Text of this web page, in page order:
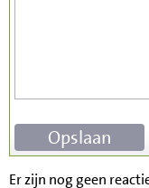
Er zijn nog geen